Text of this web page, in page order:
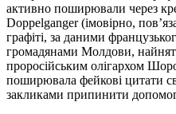
активно поширювали через
Doppelganger (імовірно,
графіті, за даними
громадянами Молдови,
проросійським олігархом
поширювала фейкові цитати
закликами припинити